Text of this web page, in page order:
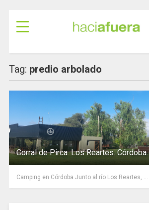
Tag: predio arbolado
Corral de Pirca. Los Reartes. Córdoba.
Camping en Córdoba Junto al río Los Reartes, ...